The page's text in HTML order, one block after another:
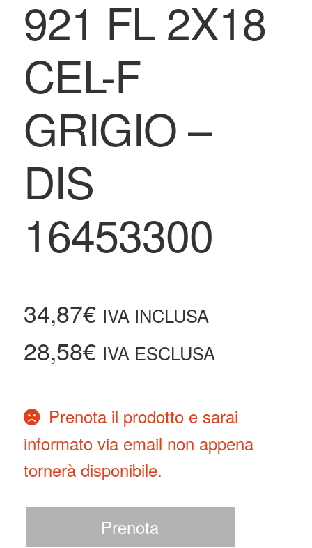
921 FL 2X18
CEL-F
GRIGIO –
DIS
16453300
34,87€ IVA INCLUSA
28,58€ IVA ESCLUSA
Prenota il prodotto e sarai
informato via email non appena
tornerà disponibile.
Prenota